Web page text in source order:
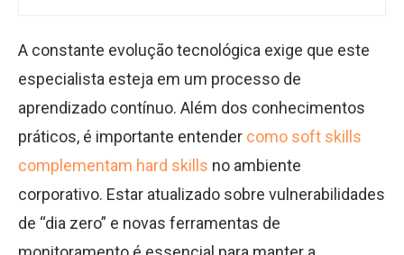
A constante evolução tecnológica exige que este
especialista esteja em um processo de
aprendizado contínuo. Além dos conhecimentos
práticos, é importante entender como soft skills
complementam hard skills no ambiente
corporativo. Estar atualizado sobre vulnerabilidades
de “dia zero” e novas ferramentas de